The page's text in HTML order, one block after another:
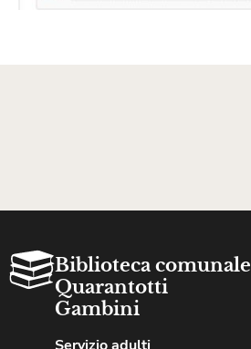
Biblioteca comunale
Quarantotti
Gambini